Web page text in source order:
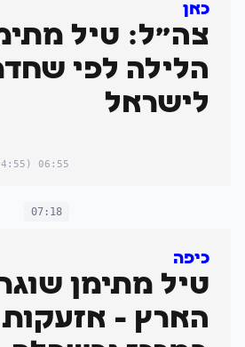
כאן
צה"ל: טיל
הלילה לפי
לישראל
06:55
(04:55 in your timezone)
07:18
כיפה
טיל מתימן
הארץ - אזעקות